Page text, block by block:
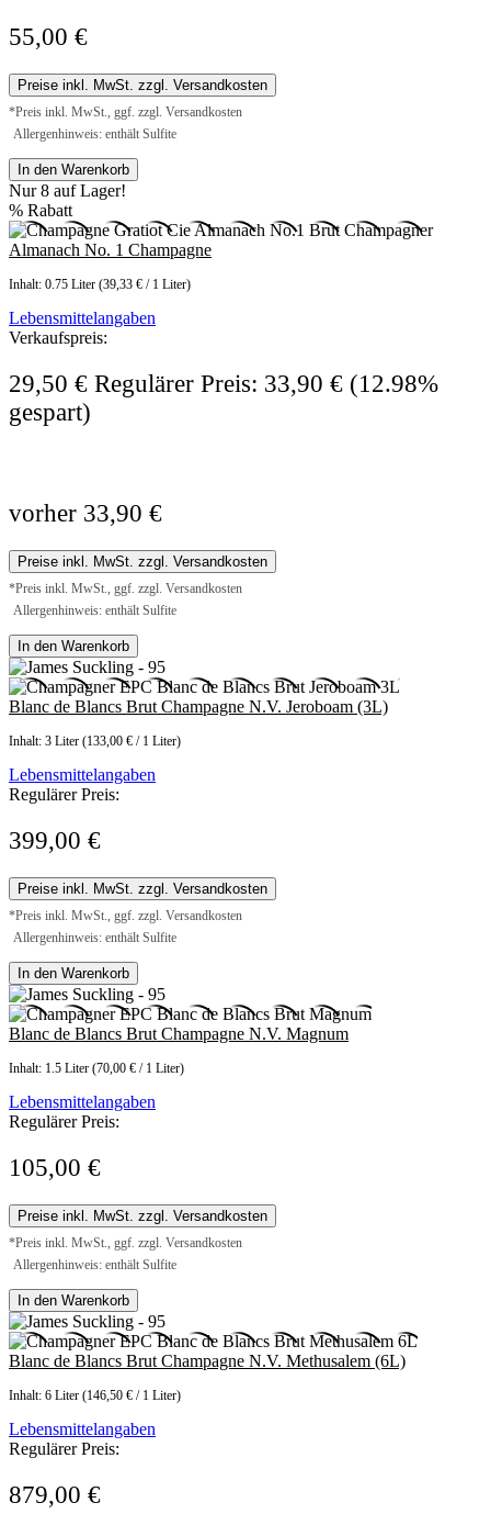
55,00 €
Preise inkl. MwSt. zzgl. Versandkosten
*Preis inkl. MwSt., ggf. zzgl. Versandkosten
Allergenhinweis: enthält Sulfite
In den Warenkorb
Nur 8 auf Lager!
% Rabatt
Almanach No. 1 Champagne
Inhalt: 0.75 Liter (39,33 € / 1 Liter)
Lebensmittelangaben
Verkaufspreis:
29,50 € Regulärer Preis: 33,90 € (12.98%
gespart)
vorher 33,90 €
Preise inkl. MwSt. zzgl. Versandkosten
*Preis inkl. MwSt., ggf. zzgl. Versandkosten
Allergenhinweis: enthält Sulfite
In den Warenkorb
Blanc de Blancs Brut Champagne N.V. Jeroboam (3L)
Inhalt: 3 Liter (133,00 € / 1 Liter)
Lebensmittelangaben
Regulärer Preis:
399,00 €
Preise inkl. MwSt. zzgl. Versandkosten
*Preis inkl. MwSt., ggf. zzgl. Versandkosten
Allergenhinweis: enthält Sulfite
In den Warenkorb
Blanc de Blancs Brut Champagne N.V. Magnum
Inhalt: 1.5 Liter (70,00 € / 1 Liter)
Lebensmittelangaben
Regulärer Preis:
105,00 €
Preise inkl. MwSt. zzgl. Versandkosten
*Preis inkl. MwSt., ggf. zzgl. Versandkosten
Allergenhinweis: enthält Sulfite
In den Warenkorb
Blanc de Blancs Brut Champagne N.V. Methusalem (6L)
Inhalt: 6 Liter (146,50 € / 1 Liter)
Lebensmittelangaben
Regulärer Preis:
879,00 €